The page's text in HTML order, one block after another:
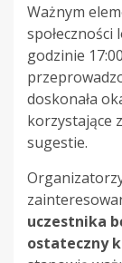
Ważnym
godzinie
doskonała
korzystające
sugestie.
uczestnika
ostateczny